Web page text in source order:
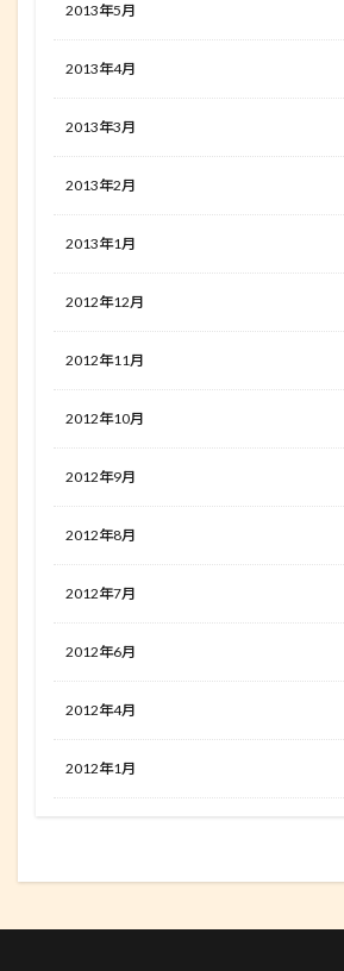
2013年5月
2013年4月
2013年3月
2013年2月
2013年1月
2012年12月
2012年11月
2012年10月
2012年9月
2012年8月
2012年7月
2012年6月
2012年4月
2012年1月